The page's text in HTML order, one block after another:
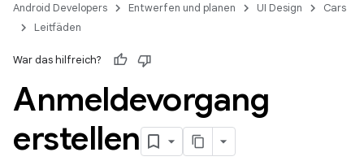
Android Developers Entwerfen und planen UI Design
Cars
Leitfäden
War das hilfreich?
Anmeldevorgang
erstellen